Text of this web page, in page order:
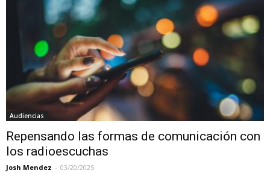
Audiencias
Repensando las formas de comunicación con
los radioescuchas
Josh Mendez - 03/20/2025